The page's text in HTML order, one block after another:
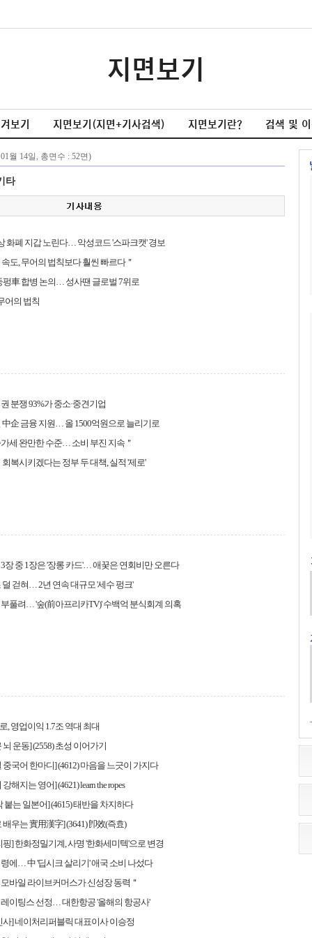
지면보기
보기 지면보기(지면+기사검색) 지면보기란? 검색 및
타
화폐 지갑 노린다… 악성코드 '스파크캣' 경보
도, 무어의 법칙보다 훨씬 빠르다＂
펑車 합병 논의… 성사땐 글로벌 7위로
어의 법칙
분쟁 93%가 중소·중견기업
中企 금융 지원… 올 1500억원으로 늘리기로
세 완만한 수준… 소비 부진 지속＂
복시키겠다는 정부 두 대책, 실적 '제로'
장 중 1장은 '장롱 카드'… 애꿎은 연회비만 오른다
덜 걷혀… 2년 연속 대규모 '세수 펑크'
풀려… '숲(前아프리카TV)' 수백억 분식회계 의혹
, 영업이익 1.7조 역대 최대
운동] (2558) 초성 이어가기
국어 한마디] (4612) 마음을 느긋이 가지다
해지는 영어] (4621) learn the ropes
붙는 일본어] (4615) 태반을 차지하다
우는 實用漢字] (3641) 卽效(즉효)
핑] 한화정밀기계, 사명 '한화세미텍'으로 변경
에… 中 '딥시크 살리기' 애국 소비 나섰다
바일 라이브커머스가 신성장 동력＂
이팅스 선정… 대한항공 '올해의 항공사'
사] 네이처리퍼블릭 대표이사 이승정